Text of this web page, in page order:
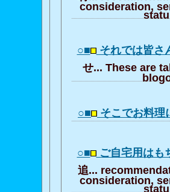
consideration,
○■ それでは皆
せ... These are
○■ そこでお料
○■ ご自宅用は
追...
consideration,